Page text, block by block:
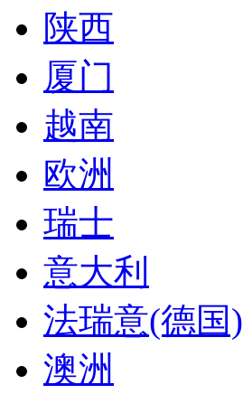
陕西
厦门
越南
欧洲
瑞士
意大利
法瑞意(德国)
澳洲